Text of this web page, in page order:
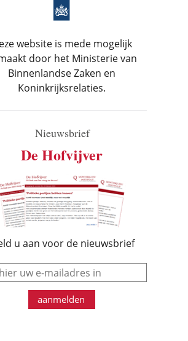
website is mede mogelijk
door het Ministerie van
Binnenlandse Zaken en
Koninkrijksrelaties.
Nieuwsbrief
De Hofvijver
u aan voor de nieuwsbrief
e-mail
aanmelden